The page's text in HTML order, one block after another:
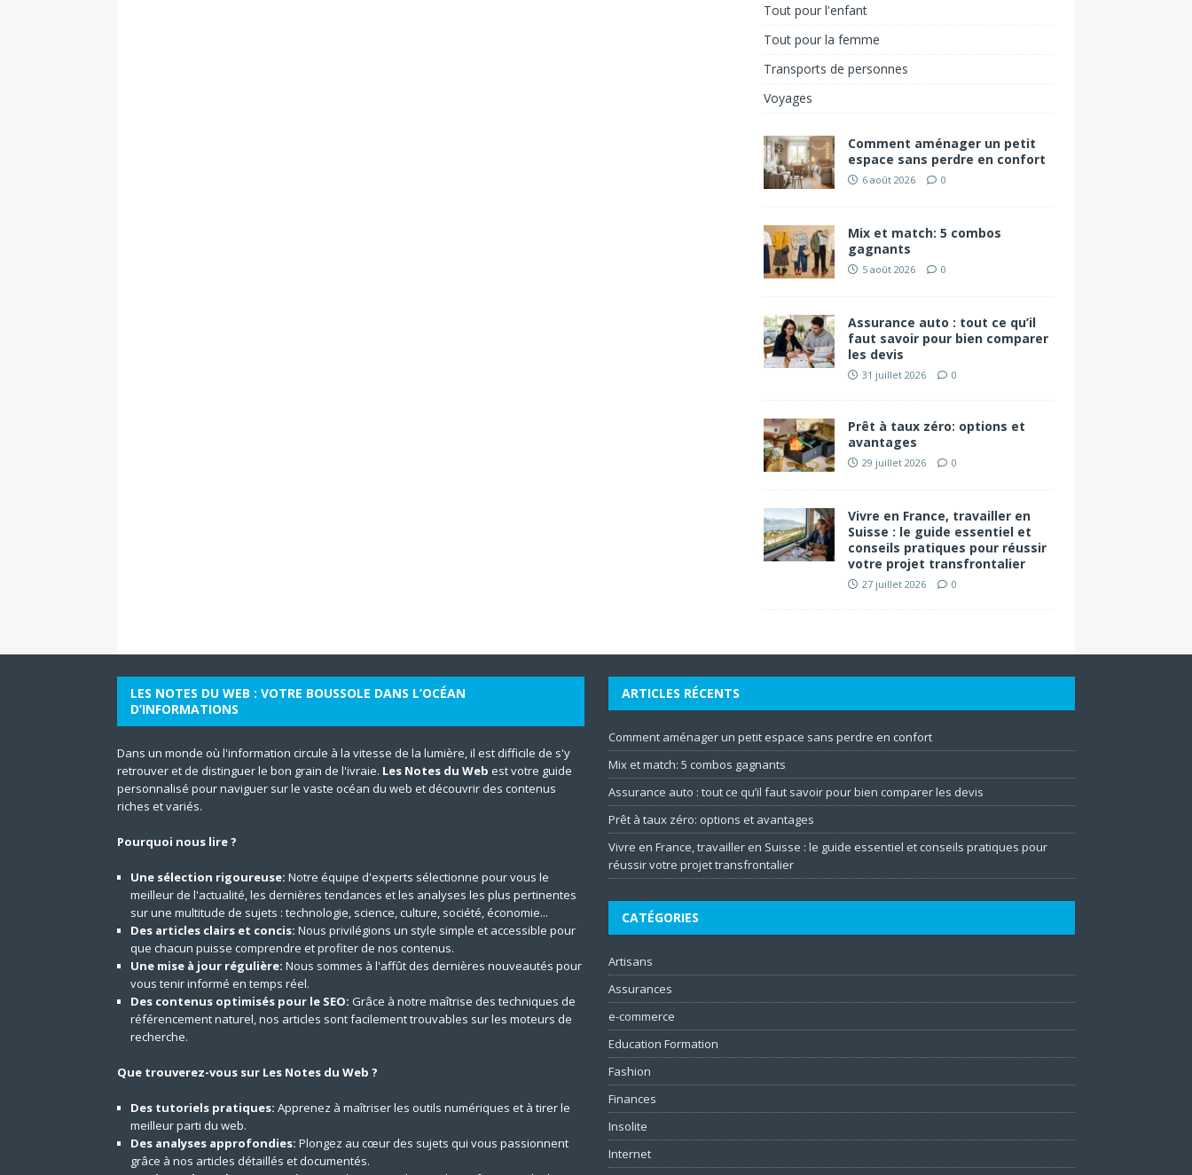
Tout pour l'enfant
Tout pour la femme
Transports de personnes
Voyages
Comment aménager un petit
espace sans perdre en confort
6 août 2026 0
Mix et match: 5 combos
gagnants
5 août 2026 0
Assurance auto : tout ce qu’il
faut savoir pour bien comparer
les devis
31 juillet 2026 0
Prêt à taux zéro: options et
avantages
29 juillet 2026 0
Vivre en France, travailler en
Suisse : le guide essentiel et
conseils pratiques pour réussir
votre projet transfrontalier
27 juillet 2026 0
LES NOTES DU WEB : VOTRE BOUSSOLE DANS L’OCÉAN
D’INFORMATIONS
Dans un monde où l'information circule à la vitesse de la lumière, il est difficile de s'y
retrouver et de distinguer le bon grain de l'ivraie. Les Notes du Web est votre guide
personnalisé pour naviguer sur le vaste océan du web et découvrir des contenus
riches et variés.
Pourquoi nous lire ?
Une sélection rigoureuse: Notre équipe d'experts sélectionne pour vous le
meilleur de l'actualité, les dernières tendances et les analyses les plus pertinentes
sur une multitude de sujets : technologie, science, culture, société, économie...
Des articles clairs et concis: Nous privilégions un style simple et accessible pour
que chacun puisse comprendre et profiter de nos contenus.
Une mise à jour régulière: Nous sommes à l'affût des dernières nouveautés pour
vous tenir informé en temps réel.
Des contenus optimisés pour le SEO: Grâce à notre maîtrise des techniques de
référencement naturel, nos articles sont facilement trouvables sur les moteurs de
recherche.
Que trouverez-vous sur Les Notes du Web ?
Des tutoriels pratiques: Apprenez à maîtriser les outils numériques et à tirer le
meilleur parti du web.
Des analyses approfondies: Plongez au cœur des sujets qui vous passionnent
grâce à nos articles détaillés et documentés.
ARTICLES RÉCENTS
Comment aménager un petit espace sans perdre en confort
Mix et match: 5 combos gagnants
Assurance auto : tout ce qu’il faut savoir pour bien comparer les devis
Prêt à taux zéro: options et avantages
Vivre en France, travailler en Suisse : le guide essentiel et conseils pratiques pour
réussir votre projet transfrontalier
CATÉGORIES
Artisans
Assurances
e-commerce
Education Formation
Fashion
Finances
Insolite
Internet